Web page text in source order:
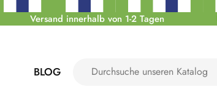
Versand innerhalb von 1-2 Tagen
BLOG